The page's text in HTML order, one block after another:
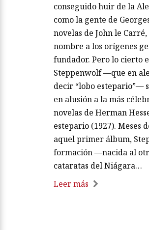
conseguido huir de la
como la gente de
novelas de John le
nombre a los orígenes
fundador. Pero lo cierto
Steppenwolf —que en
decir “lobo estepario”—
en alusión a la más
novelas de Herman
estepario (1927). Meses
aquel primer álbum,
formación —nacida al
cataratas del Niágara…
Leer más